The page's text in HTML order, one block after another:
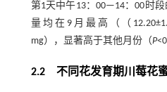
第1天中午13：00—14：00时
量均在9月最高（（
mg），显著高于其他月份（P
2.2不同花发育期川莓花